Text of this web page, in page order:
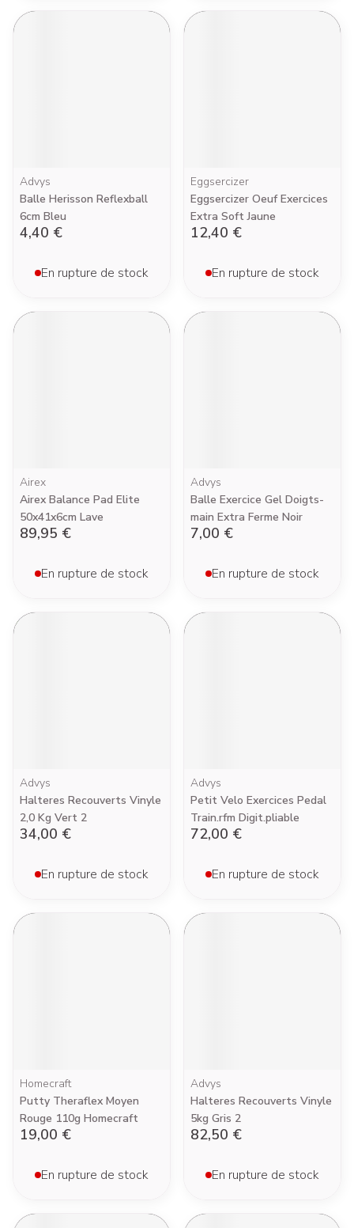
Advys
Balle Herisson Reflexball
6cm Bleu
4,40 €
En rupture de stock
Eggsercizer
Eggsercizer Oeuf Exercices
Extra Soft Jaune
12,40 €
En rupture de stock
Airex
Airex Balance Pad Elite
50x41x6cm Lave
89,95 €
En rupture de stock
Advys
Balle Exercice Gel Doigts-
main Extra Ferme Noir
7,00 €
En rupture de stock
Advys
Halteres Recouverts Vinyle
2,0 Kg Vert 2
34,00 €
En rupture de stock
Advys
Petit Velo Exercices Pedal
Train.rfm Digit.pliable
72,00 €
En rupture de stock
Homecraft
Putty Theraflex Moyen
Rouge 110g Homecraft
19,00 €
En rupture de stock
Advys
Halteres Recouverts Vinyle
5kg Gris 2
82,50 €
En rupture de stock